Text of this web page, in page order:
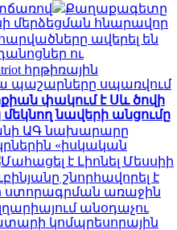
Քաղաքագետը
մերձեցման հնարավոր
ավերել են
ու
հրթիռային
պաշարները սպառվում
փակում է Սև ծովի
նավերի անցումը
ԱԳ նախարարը
«իսկական
Մահացել է Լիոնել Մեսսիի
շնորհավորել է
ստորագրման առաջին
անօդաչու
կոմպրեսորային